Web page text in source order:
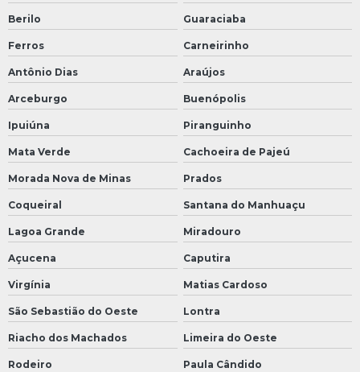
Berilo Guaraciaba
Ferros Carneirinho
Antônio Dias Araújos
Arceburgo Buenópolis
Ipuiúna Piranguinho
Mata Verde Cachoeira de Pajeú
Morada Nova de Minas Prados
Coqueiral Santana do Manhuaçu
Lagoa Grande Miradouro
Açucena Caputira
Virgínia Matias Cardoso
São Sebastião do Oeste Lontra
Riacho dos Machados Limeira do Oeste
Rodeiro Paula Cândido